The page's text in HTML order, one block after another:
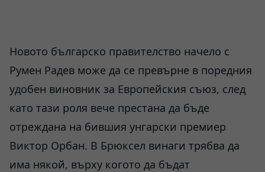
Новото българско правителство начело с
Румен Радев може да се превърне в поредния
удобен виновник за Европейския съюз, след
като тази роля вече престана да бъде
отреждана на бившия унгарски премиер
Виктор Орбан. В Брюксел винаги трябва да
има някой, върху когото да бъдат